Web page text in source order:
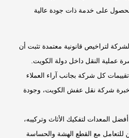
على خدمة ذات جودة عالية
لتراخيص قانونية معتمدة تثبت أن
النقل داخل دولة الكويت.
كل شركة بجانب آراء العملاء
شركة نقل عفش الكويت، وجودة
المعدات لتفكيك الأثاث وتركيبه،
مع القطع الهشة والحساسة